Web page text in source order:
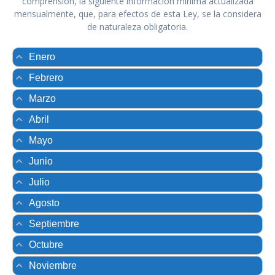
mensualmente, que, para efectos de esta Ley, se la considera
de naturaleza obligatoria.
Enero
Febrero
Marzo
Abril
Mayo
Junio
Julio
Agosto
Septiembre
Octubre
Noviembre